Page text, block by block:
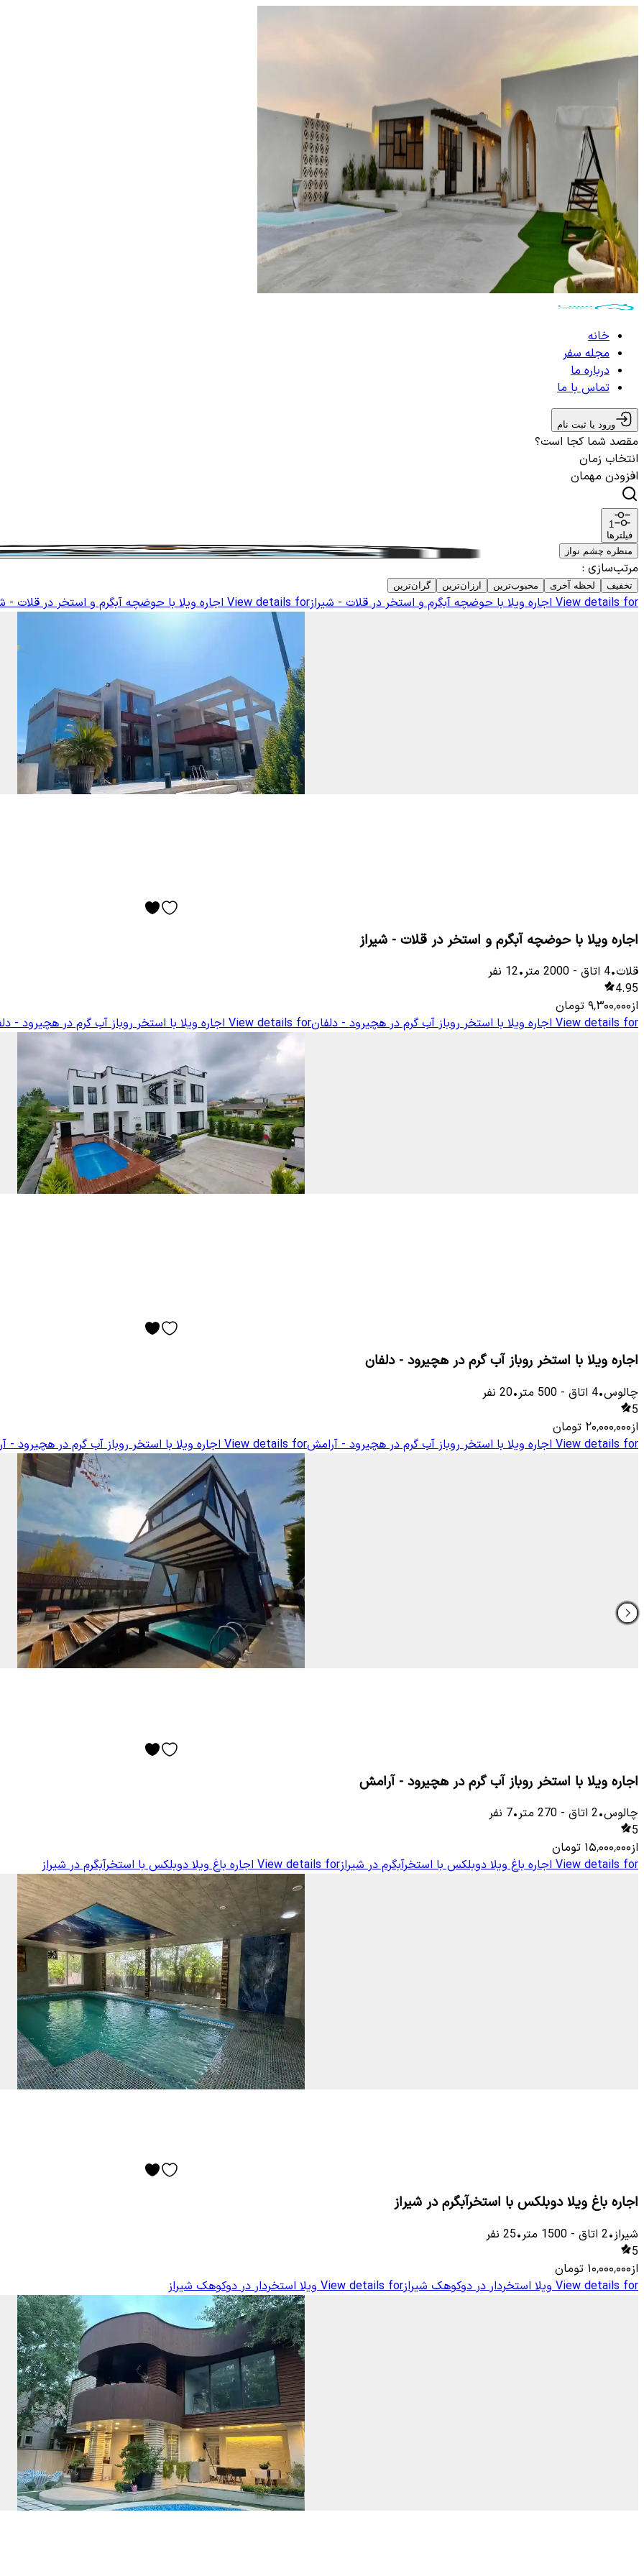
خانه
مجله سفر
درباره ما
تماس با ما
ورود یا ثبت نام
مقصد شما کجا است؟
انتخاب زمان
افزودن مهمان
1
فیلترها
منظره چشم نواز
مرتب‌سازی :
تخفیف لحظه آخری محبوب‌ترین ارزان‌ترین گران‌ترین
View details for اجاره ویلا با حوضچه آبگرم و استخر در قلات - شیرازView details for اجاره ویلا با حوضچه آبگرم و استخر در قلات -
اجاره ویلا با حوضچه آبگرم و استخر در قلات - شیراز
قلات•
4 اتاق -
2000 متر•
12 نفر
4.95
از۹٬۳۰۰٬۰۰۰ تومان
View details for اجاره ویلا با استخر روباز آب گرم در هچیرود - دلفانView details for اجاره ویلا با استخر روباز آب گرم در هچیرود -
اجاره ویلا با استخر روباز آب گرم در هچیرود - دلفان
چالوس•
4 اتاق -
500 متر•
20 نفر
5
از۲۰٬۰۰۰٬۰۰۰ تومان
View details for اجاره ویلا با استخر روباز آب گرم در هچیرود - آرامشView details for اجاره ویلا با استخر روباز آب گرم در هچیرود -
اجاره ویلا با استخر روباز آب گرم در هچیرود - آرامش
چالوس•
2 اتاق -
270 متر•
7 نفر
5
از۱۵٬۰۰۰٬۰۰۰ تومان
View details for اجاره باغ ویلا دوبلکس با استخرآبگرم در شیرازView details for اجاره باغ ویلا دوبلکس با استخرآبگرم در شیراز
اجاره باغ ویلا دوبلکس با استخرآبگرم در شیراز
شیراز•
2 اتاق -
1500 متر•
25 نفر
5
از۱۰٬۰۰۰٬۰۰۰ تومان
View details for ویلا استخردار در دوکوهک شیرازView details for ویلا استخردار در دوکوهک شیراز